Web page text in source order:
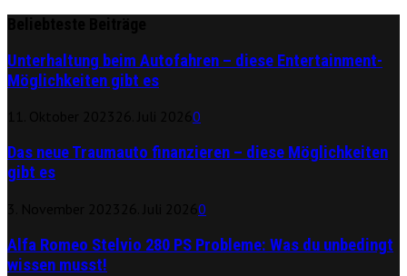
Unterhaltung beim Autofahren – diese Entertainment-
Möglichkeiten gibt es
0
Das neue Traumauto finanzieren – diese Möglichkeiten
gibt es
0
Alfa Romeo Stelvio 280 PS Probleme: Was du unbedingt
wissen musst!